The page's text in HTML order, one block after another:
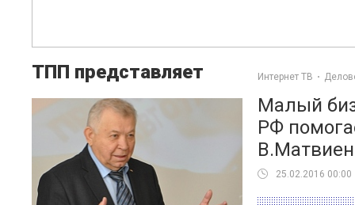
ТПП представляет Интернет ТВ
Малый
РФ
25.02.2016 00:00